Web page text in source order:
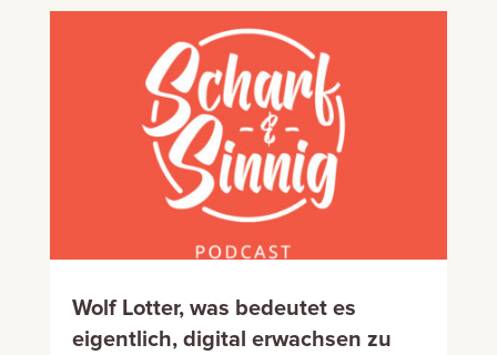
Wolf Lotter, was bedeutet es
eigentlich, digital erwachsen zu